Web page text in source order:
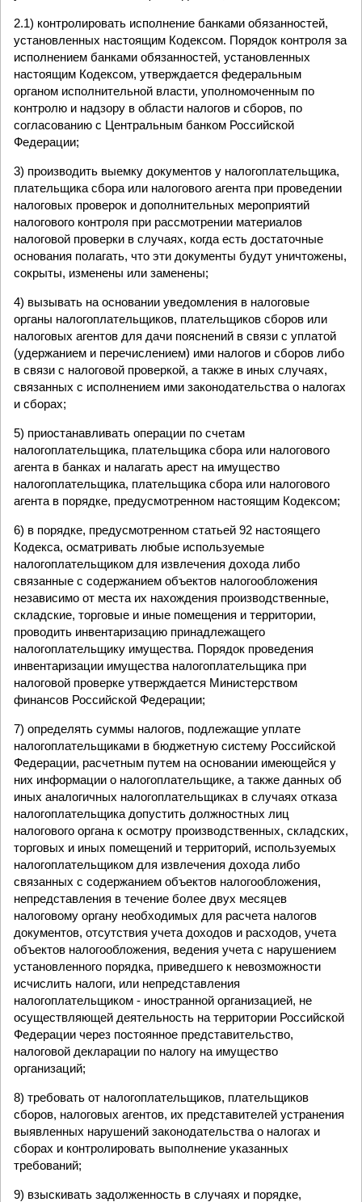
2.1) контролировать исполнение банками обязанностей,
установленных настоящим Кодексом. Порядок контроля за
исполнением банками обязанностей, установленных
настоящим Кодексом, утверждается федеральным
органом исполнительной власти, уполномоченным по
контролю и надзору в области налогов и сборов, по
согласованию с Центральным банком Российской
Федерации;
3) производить выемку документов у налогоплательщика,
плательщика сбора или налогового агента при проведении
налоговых проверок и дополнительных мероприятий
налогового контроля при рассмотрении материалов
налоговой проверки в случаях, когда есть достаточные
основания полагать, что эти документы будут уничтожены,
сокрыты, изменены или заменены;
4) вызывать на основании уведомления в налоговые
органы налогоплательщиков, плательщиков сборов или
налоговых агентов для дачи пояснений в связи с уплатой
(удержанием и перечислением) ими налогов и сборов либо
в связи с налоговой проверкой, а также в иных случаях,
связанных с исполнением ими законодательства о налогах
и сборах;
5) приостанавливать операции по счетам
налогоплательщика, плательщика сбора или налогового
агента в банках и налагать арест на имущество
налогоплательщика, плательщика сбора или налогового
агента в порядке, предусмотренном настоящим Кодексом;
6) в порядке, предусмотренном статьей 92 настоящего
Кодекса, осматривать любые используемые
налогоплательщиком для извлечения дохода либо
связанные с содержанием объектов налогообложения
независимо от места их нахождения производственные,
складские, торговые и иные помещения и территории,
проводить инвентаризацию принадлежащего
налогоплательщику имущества. Порядок проведения
инвентаризации имущества налогоплательщика при
налоговой проверке утверждается Министерством
финансов Российской Федерации;
7) определять суммы налогов, подлежащие уплате
налогоплательщиками в бюджетную систему Российской
Федерации, расчетным путем на основании имеющейся у
них информации о налогоплательщике, а также данных об
иных аналогичных налогоплательщиках в случаях отказа
налогоплательщика допустить должностных лиц
налогового органа к осмотру производственных, складских,
торговых и иных помещений и территорий, используемых
налогоплательщиком для извлечения дохода либо
связанных с содержанием объектов налогообложения,
непредставления в течение более двух месяцев
налоговому органу необходимых для расчета налогов
документов, отсутствия учета доходов и расходов, учета
объектов налогообложения, ведения учета с нарушением
установленного порядка, приведшего к невозможности
исчислить налоги, или непредставления
налогоплательщиком - иностранной организацией, не
осуществляющей деятельность на территории Российской
Федерации через постоянное представительство,
налоговой декларации по налогу на имущество
организаций;
8) требовать от налогоплательщиков, плательщиков
сборов, налоговых агентов, их представителей устранения
выявленных нарушений законодательства о налогах и
сборах и контролировать выполнение указанных
требований;
9) взыскивать задолженность в случаях и порядке,